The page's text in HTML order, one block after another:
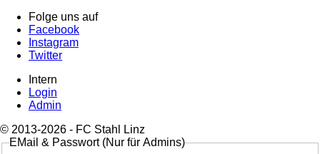
Folge uns auf
Facebook
Instagram
Twitter
Intern
Login
Admin
© 2013-2026 - FC Stahl Linz
EMail & Passwort (Nur für Admins)